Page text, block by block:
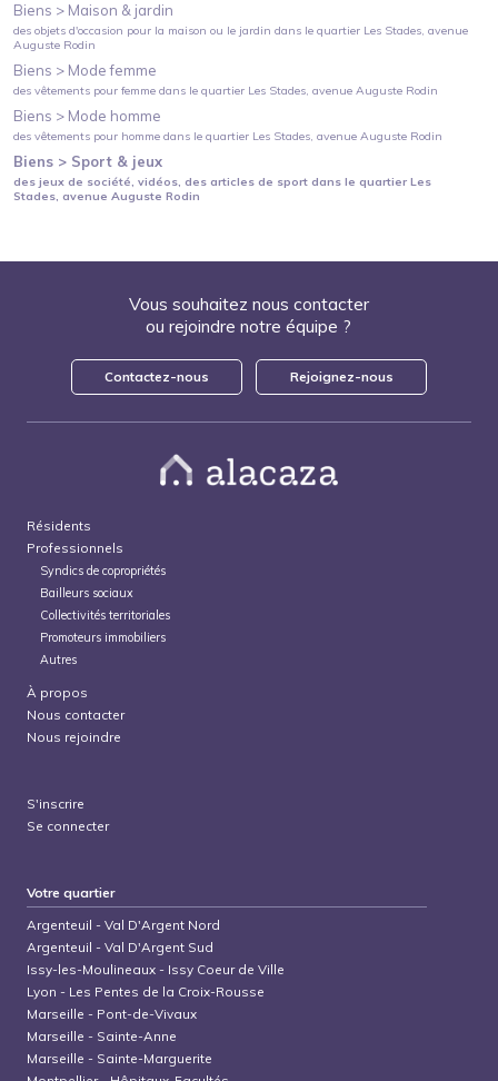
Biens > Maison & jardin
des objets d'occasion pour la maison ou le jardin dans le quartier Les Stades, avenue
Auguste Rodin
Biens > Mode femme
des vêtements pour femme dans le quartier Les Stades, avenue Auguste Rodin
Biens > Mode homme
des vêtements pour homme dans le quartier Les Stades, avenue Auguste Rodin
Biens > Sport & jeux
des jeux de société, vidéos, des articles de sport dans le quartierLes
Stades, avenue Auguste Rodin
Vous souhaitez nous contacter
ou rejoindre notre équipe ?
Contactez-nous Rejoignez-nous
Résidents
Professionnels
Syndics de copropriétés
Bailleurs sociaux
Collectivités territoriales
Promoteurs immobiliers
Autres
À propos
Nous contacter
Nous rejoindre
S'inscrire
Se connecter
Votre quartier
Argenteuil -Val D'Argent Nord
Argenteuil -Val D'Argent Sud
Issy-les-Moulineaux - Issy Coeur de Ville
Lyon - Les Pentes de la Croix-Rousse
Marseille - Pont-de-Vivaux
Marseille - Sainte-Anne
Marseille - Sainte-Marguerite